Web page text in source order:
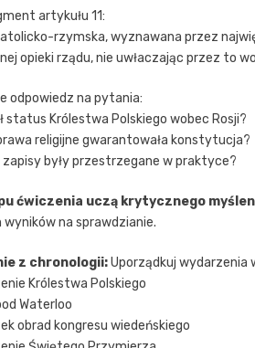
artykułu 11:
rzymska, wyznawana przez
opieki rządu, nie uwłaczając przez to
odpowiedz na pytania:
status Królestwa Polskiego wobec Rosji?
religijne gwarantowała konstytucja?
zapisy były przestrzegane w praktyce?
ćwiczenia uczą krytycznego
wyników na sprawdzianie.
z chronologii:Uporządkuj wydarzenia
Królestwa Polskiego
Waterloo
obrad kongresu wiedeńskiego